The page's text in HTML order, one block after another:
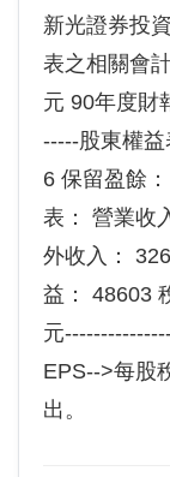
新光證券投
表之相關會
元 90年度財
-----股東權益
6 保留盈餘
表： 營業收
外收入：
益： 48603
元
EPS-->每股
出。